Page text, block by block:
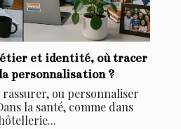
et identité, où tracer
personnalisation ?
ou personnaliser
la santé, comme dans